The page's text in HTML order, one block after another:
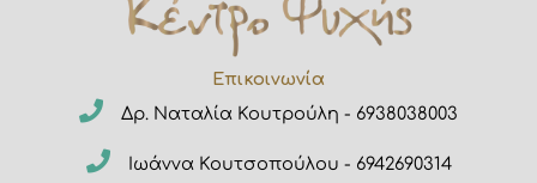
Επικοινωνία
Δρ. Ναταλία Κουτρούλη - 6938038003
Ιωάννα Κουτσοπούλου - 6942690314